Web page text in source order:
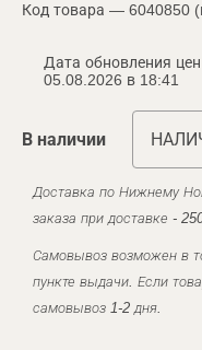
Код товара — 6040850
Дата обновления
05.08.2026 в 18:41
В наличии
Доставка по Нижнему
заказа при доставке -
Самовывоз возможен в
пункте выдачи. Если
самовывоз 1-2 дня.